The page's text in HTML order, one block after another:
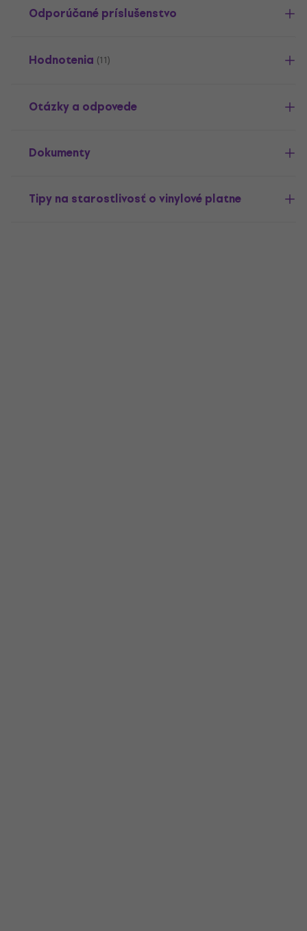
Odporúčané príslušenstvo
Hodnotenia (11)
Otázky a odpovede
Dokumenty
Tipy na starostlivosť o vinylové platne